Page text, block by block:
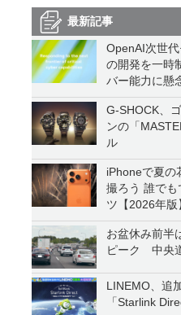
最新記事
OpenAI次世代
の開発を一
バー能力に懸
G-SHOCK、
ンの「
ル
iPhoneで夏の
撮ろう 誰でも
ツ【2026年版
お盆休み前半
ピーク 中央
LINEMO、追
「Starlink